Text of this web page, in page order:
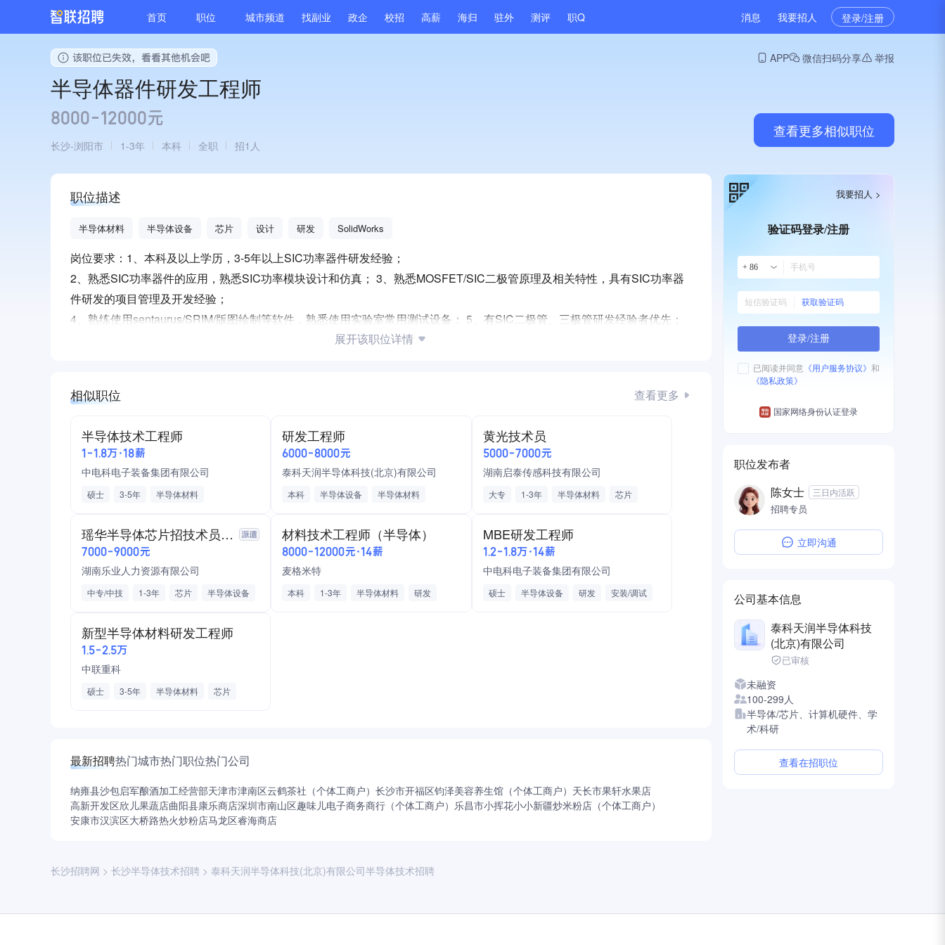
首页 职位 城市频道 找副业 政企 校招 高薪 海归 驻外 测评 职Q 消息 我要招人 登录/注册
APP 微信扫码分享 举报
半导体器件研发工程师
8000-12000元
长沙 浏阳市 1-3年 本科 全职 招1人
查看更多相似职位
职位描述
半导体材料 半导体设备 芯片 设计 研发 SolidWorks
岗位要求：1、本科及以上学历，3-5年以上SIC功率器件研发经验；
2、熟悉SIC功率器件的应用，熟悉SIC功率模块设计和仿真； 3、熟悉MOSFET/SIC二极管原理及相关特性，具有SIC功率器
件研发的项目管理及开发经验；
4、熟练使用sentaurus/SRIM/版图绘制等软件，熟悉使用实验室常用测试设备； 5、有SIC二极管、三极管研发经验者优先；
1、负责公司SIC功率器件设计与开发工作；
4、负责SIC功率器件的客户认证测试和问题处理；
5、负责SIC功率器件的小批量生产测试和问题解决；
6、独立撰写相关专利。
展开该职位详情
相似职位 查看更多
半导体技术工程师
1-1.8万·18薪
中电科电子装备集团有限公司
硕士 3-5年
半导体材料
SolidWorks
研发工程师
6000-8000元
泰科天润半导体科技(北京)有限公司
本科 半导体设备
半导体材料
黄光技术员
5000-7000元
湖南启泰传感科技有限公司
大专 1-3年 半导体材料
芯片
节假日红包
学历补贴
标准工时工作制
加班费
可调休 全勤奖
瑶华半导体芯片招技术员/质检/组装
7000-9000元
湖南乐业人力资源有限公司
中专/中技 1-3年 芯片
半导体设备
材料技术工程师（半导体）
8000-12000元·14薪
麦格米特
本科 1-3年 半导体材料 研发
MBE研发工程师
1.2-1.8万·14薪
中电科电子装备集团有限公司
硕士 半导体设备 研发
安装/调试
新型半导体材料研发工程师
1.5-2.5万
中联重科
硕士 3-5年 半导体材料
芯片
最新招聘热门城市热门职位热门公司
纳雍县沙包启军酿酒加工经营部天津市津南区云鹤茶社（个体工商户） 长沙市开福区钧泽美容养生馆（个体工商户） 天长市果轩水果店
高新开发区欣儿果蔬店曲阳县康乐商店深圳市南山区趣味儿电子商务商行（个体工商户） 乐昌市小挥花小小新疆炒米粉店（个体工商户）
安康市汉滨区大桥路热火炒粉店马龙区睿海商店
长沙招聘网 > 长沙半导体技术招聘 > 泰科天润半导体科技(北京)有限公司半导体技术招聘
验证码登录/注册
+ 86
获取验证码
登录/注册
已阅读并同意 《用户服务协议》 和
《隐私政策》
国家网络身份认证登录
我要招人 >
职位发布者
陈女士
三日内活跃
招聘专员
立即沟通
公司基本信息
泰科天润半导体科技
(北京)有限公司
已审核
未融资
100-299人
半导体/芯片、计算机硬件、学
术/科研
查看在招职位